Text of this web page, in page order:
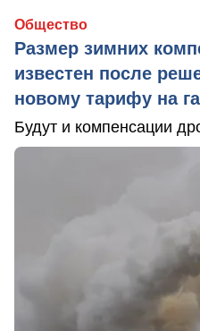
Общество
Размер зимних
известен после
новому тарифу на
Будут и компенсации